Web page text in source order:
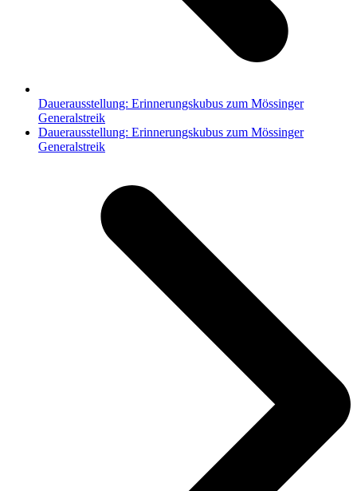
Dauerausstellung: Erinnerungskubus zum Mössinger
Generalstreik
Nächster
Beitrag:
Dauerausstellung: Erinnerungskubus zum Mössinger
Generalstreik